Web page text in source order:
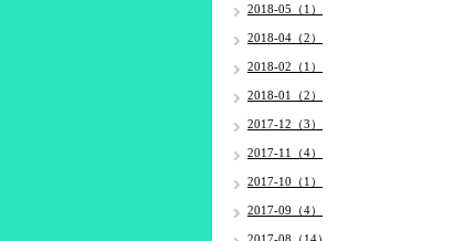
2018-05（1）
2018-04（2）
2018-02（1）
2018-01（2）
2017-12（3）
2017-11（4）
2017-10（1）
2017-09（4）